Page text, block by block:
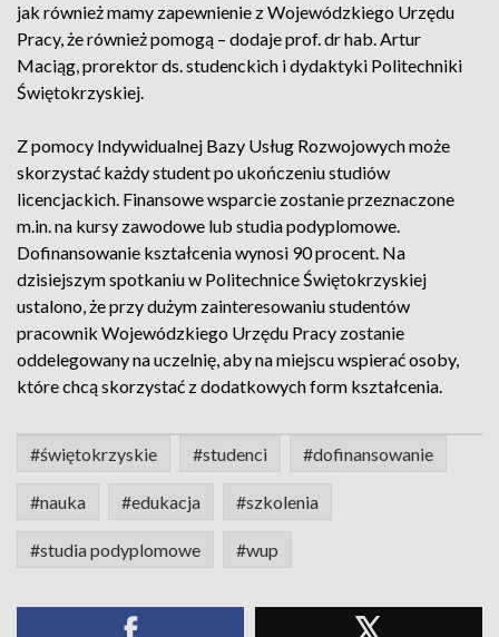
jak również mamy zapewnienie z Wojewódzkiego Urzędu
Pracy, że również pomogą – dodaje prof. dr hab. Artur
Maciąg, prorektor ds. studenckich i dydaktyki Politechniki
Świętokrzyskiej.
Z pomocy Indywidualnej Bazy Usług Rozwojowych może
skorzystać każdy student po ukończeniu studiów
licencjackich. Finansowe wsparcie zostanie przeznaczone
m.in. na kursy zawodowe lub studia podyplomowe.
Dofinansowanie kształcenia wynosi 90 procent. Na
dzisiejszym spotkaniu w Politechnice Świętokrzyskiej
ustalono, że przy dużym zainteresowaniu studentów
pracownik Wojewódzkiego Urzędu Pracy zostanie
oddelegowany na uczelnię, aby na miejscu wspierać osoby,
które chcą skorzystać z dodatkowych form kształcenia.
#świętokrzyskie #studenci #dofinansowanie
#nauka #edukacja #szkolenia
#studia podyplomowe #wup